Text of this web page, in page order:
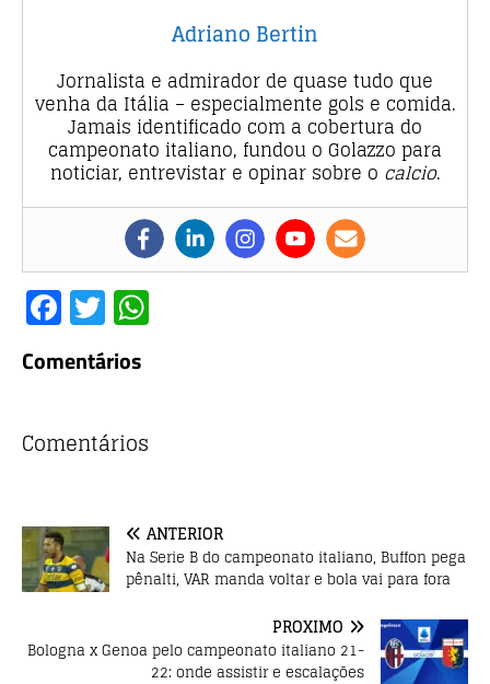
Adriano Bertin
Jornalista e admirador de quase tudo que
venha da Itália – especialmente gols e comida.
Jamais identificado com a cobertura do
campeonato italiano, fundou o Golazzo para
noticiar, entrevistar e opinar sobre o calcio.
F
a
c
b
o
k
T
w
it
r
p
Comentários
Comentários
ANTERIOR
Na Serie B do campeonato italiano, Buffon pega
pênalti, VAR manda voltar e bola vai para fora
PRÓXIMO
Bologna x Genoa pelo campeonato italiano 21-
22: onde assistir e escalações